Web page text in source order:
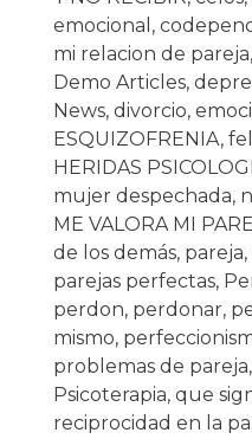
emocional ,
mi relacion de pareja,
Demo Articles,
News, divorcio,
ESQUIZOFRENIA,
HERIDAS
mujer despechada,
ME VALORA MI
de los demás, pareja,
parejas perfectas,
perdon, perdonar,
mismo,
problemas de pareja,
Psicoterapia, que
reciprocidad en la